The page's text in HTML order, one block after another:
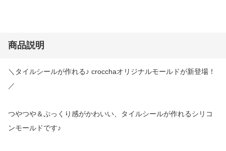
商品説明
＼タイルシールが作れる♪ crocchaオリジナルモールドが新登場！
／
つやつや＆ぷっくり感がかわいい、タイルシールが作れるシリコ
ンモールドです♪